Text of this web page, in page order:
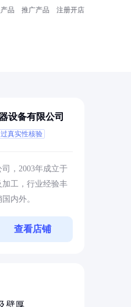
品 推广产品 注册开店
设备有限公司
真实性核验
，2003年成立于
工，行业经验丰
内外。
查看店铺
壁厚